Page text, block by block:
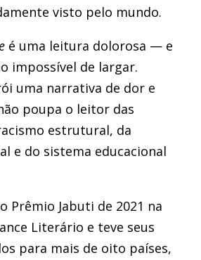
visto pelo mundo.
é uma leitura dolorosa — e
impossível de largar.
uma narrativa de dor e
poupa o leitor das
estrutural, da
e do sistema educacional
Prêmio Jabuti de 2021 na
Literário e teve seus
para mais de oito países,